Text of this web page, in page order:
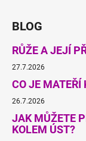
BLOG
RŮŽE A JEJÍ
27.7.2026
CO JE MATEŘÍ
26.7.2026
JAK MŮŽETE
KOLEM ÚST?